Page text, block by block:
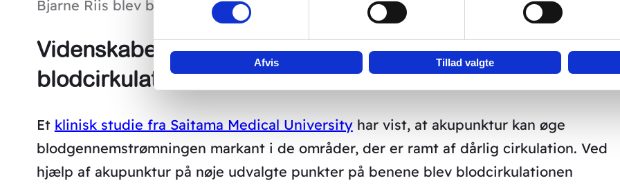
Afvis Tillad valgte
Bjarne Riis blev behandlet af akupunktør John Boel, når han var skadet eller syg.
Videnskabelig dokumenteret effekt: Forbedret
blodcirkulation
Et klinisk studie fra Saitama Medical Universityhar vist, at akupunktur kan øge
blodgennemstrømningen markant i de områder, der er ramt af dårlig cirkulation. Ved
hjælp af akupunktur på nøje udvalgte punkter på benene blev blodcirkulationen